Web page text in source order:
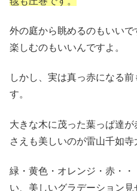
外の庭から眺めるのもいい
楽しむのもいいんですよ。
しかし、実は真っ赤になる
す。
大きな木に茂った葉っぱ達
さえも美しいのが雷山千如寺
緑・黄色・オレンジ・赤・
い、美しいグラデーション見